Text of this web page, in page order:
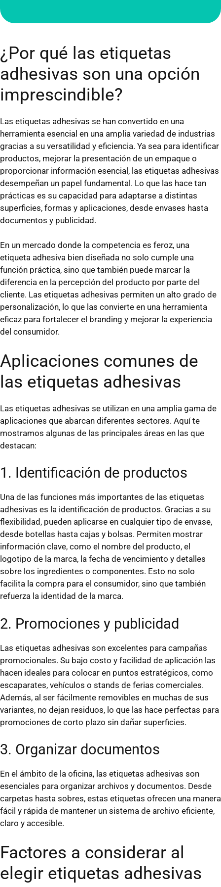
¿Por qué las etiquetas
adhesivas son una opción
imprescindible?
Las etiquetas adhesivas se han convertido en una
herramienta esencial en una amplia variedad de industrias
gracias a su versatilidad y eficiencia. Ya sea para identificar
productos, mejorar la presentación de un empaque o
proporcionar información esencial, las etiquetas adhesivas
desempeñan un papel fundamental. Lo que las hace tan
prácticas es su capacidad para adaptarse a distintas
superficies, formas y aplicaciones, desde envases hasta
documentos y publicidad.
En un mercado donde la competencia es feroz, una
etiqueta adhesiva bien diseñada no solo cumple una
función práctica, sino que también puede marcar la
diferencia en la percepción del producto por parte del
cliente. Las etiquetas adhesivas permiten un alto grado de
personalización, lo que las convierte en una herramienta
eficaz para fortalecer el branding y mejorar la experiencia
del consumidor.
Aplicaciones comunes de
las etiquetas adhesivas
Las etiquetas adhesivas se utilizan en una amplia gama de
aplicaciones que abarcan diferentes sectores. Aquí te
mostramos algunas de las principales áreas en las que
destacan:
1. Identificación de productos
Una de las funciones más importantes de las etiquetas
adhesivas es la identificación de productos. Gracias a su
flexibilidad, pueden aplicarse en cualquier tipo de envase,
desde botellas hasta cajas y bolsas. Permiten mostrar
información clave, como el nombre del producto, el
logotipo de la marca, la fecha de vencimiento y detalles
sobre los ingredientes o componentes. Esto no solo
facilita la compra para el consumidor, sino que también
refuerza la identidad de la marca.
2. Promociones y publicidad
Las etiquetas adhesivas son excelentes para campañas
promocionales. Su bajo costo y facilidad de aplicación las
hacen ideales para colocar en puntos estratégicos, como
escaparates, vehículos o stands de ferias comerciales.
Además, al ser fácilmente removibles en muchas de sus
variantes, no dejan residuos, lo que las hace perfectas para
promociones de corto plazo sin dañar superficies.
3. Organizar documentos
En el ámbito de la oficina, las etiquetas adhesivas son
esenciales para organizar archivos y documentos. Desde
carpetas hasta sobres, estas etiquetas ofrecen una manera
fácil y rápida de mantener un sistema de archivo eficiente,
claro y accesible.
Factores a considerar al
elegir etiquetas adhesivas